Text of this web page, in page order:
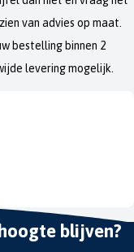
van advies op maat.
bestelling binnen 2
levering mogelijk.
blijven?